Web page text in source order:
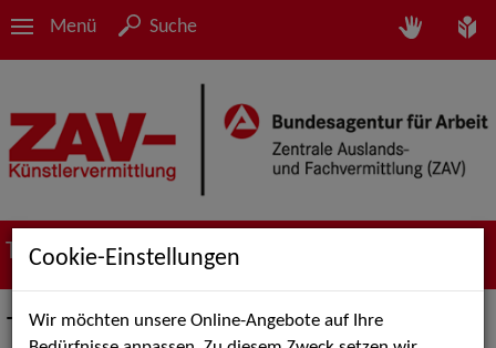
Menü Suche
Termine
Termine
Cookie-Einstellungen
Wir möchten unsere Online-Angebote auf Ihre